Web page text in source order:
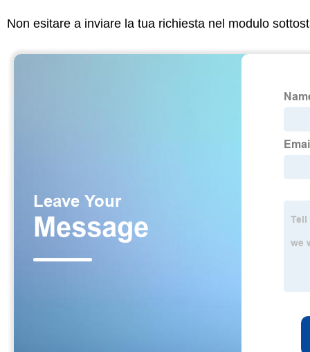
Non esitare a inviare la tua richiesta nel modulo